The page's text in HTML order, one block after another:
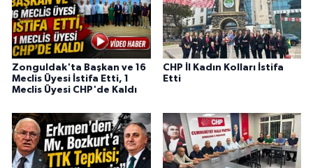
Zonguldak'ta Başkan ve 16
Meclis Üyesi İstifa Etti, 1
Meclis Üyesi CHP'de Kaldı
CHP İl Kadın Kolları İstifa
Etti